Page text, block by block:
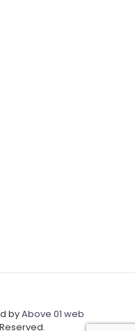
byAbove 01 web